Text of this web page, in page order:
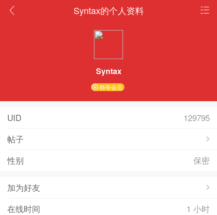
Syntax的个人资料
Syntax
帅哥会员
UID
129795
帖子
性别
保密
加为好友
在线时间
1 小时